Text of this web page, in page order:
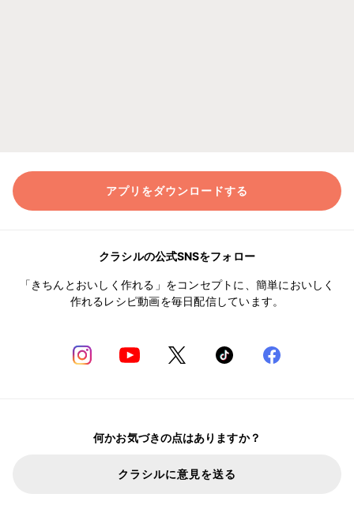
アプリをダウンロードする
クラシルの公式SNSをフォロー
「きちんとおいしく作れる」をコンセプトに、簡単においしく
作れるレシピ動画を毎日配信しています。
何かお気づきの点はありますか？
クラシルに意見を送る